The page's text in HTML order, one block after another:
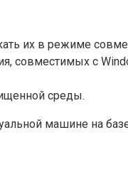
их в режиме
совместимых с
среды.
машине на